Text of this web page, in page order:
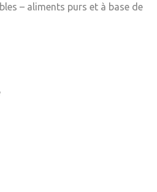
– aliments purs et à base de